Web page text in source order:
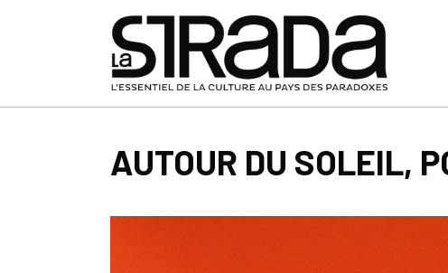
AUTOUR DU SOLEIL,